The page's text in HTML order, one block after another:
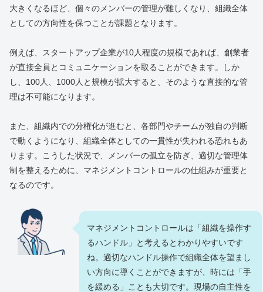
大きくなるほど、個々のメンバーの管理が難しくなり、組織全体
としての方向性を保つことが課題となります。
例えば、スタートアップ企業が10人程度の規模であれば、創業者
が直接全員とコミュニケーションを取ることができます。しか
し、100人、1000人と規模が拡大すると、そのような直接的な管
理は不可能になります。
また、組織内での分権化が進むと、各部門やチームが独自の判断
で動くようになり、組織全体としての一貫性が失われる恐れもあ
ります。こうした状況で、メンバーの孤立を防ぎ、適切な管理体
制を整えるために、マネジメントコントロールの仕組みが重要と
なるのです。
マネジメントコントロールは「組織を操作す
るハンドル」と考えるとわかりやすいです
ね。適切なハンドル操作で組織全体を望まし
い方向に導くことができますが、時には「手
を緩める」ことも大切です。現場の自主性を